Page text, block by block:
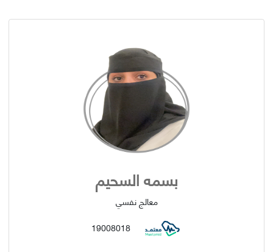
بسمه السحيم
معالج نفسي